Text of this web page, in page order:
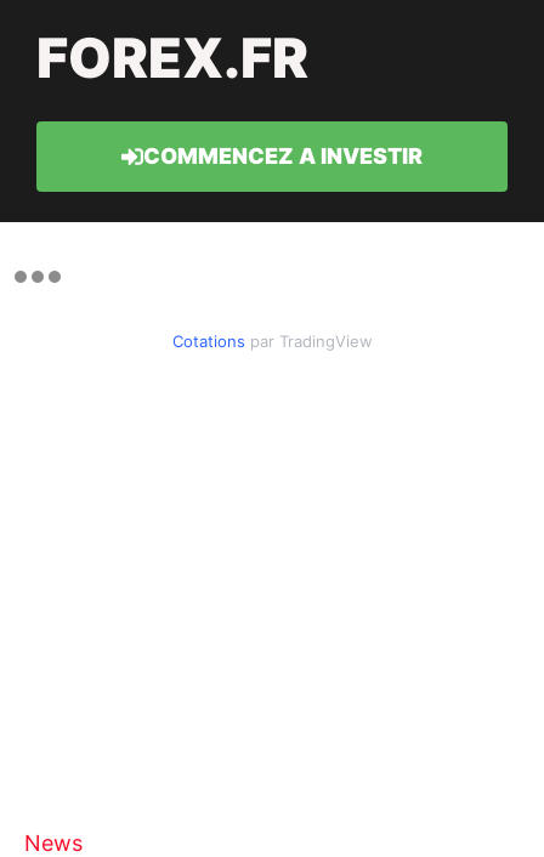
FOREX.FR
COMMENCEZ A INVESTIR
Cotations par TradingView
News